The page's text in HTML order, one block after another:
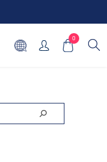
0